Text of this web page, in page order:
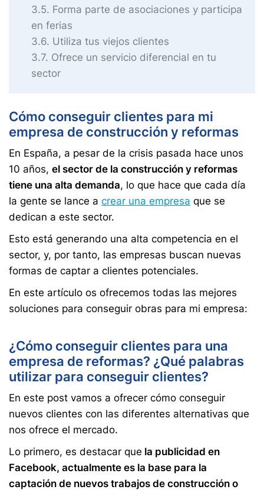
3.5 Forma parte de asociaciones y participa
en ferias
3.6 Utiliza tus viejos clientes
3.7 Ofrece un servicio diferencial en tu
sector
Cómo conseguir clientes para mi
empresa de construcción y reformas
En España, a pesar de la crisis pasada hace unos
10 años, el sector de la construcción y reformas
tiene una alta demanda, lo que hace que cada día
la gente se lance a crear una empresa que se
dedican a este sector.
Esto está generando una alta competencia en el
sector, y, por tanto, las empresas buscan nuevas
formas de captar a clientes potenciales.
En este artículo os ofrecemos todas las mejores
soluciones para conseguir obras para mi empresa:
¿Cómo conseguir clientes para una
empresa de reformas? ¿Qué palabras
utilizar para conseguir clientes?
En este post vamos a ofrecer cómo conseguir
nuevos clientes con las diferentes alternativas que
nos ofrece el mercado.
Lo primero, es destacar que la publicidad en
Facebook, actualmente es la base para la
captación de nuevos trabajos de construcción o